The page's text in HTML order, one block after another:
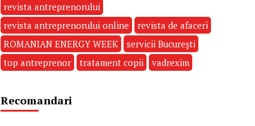
revista antreprenorului
revista antreprenorului online
revista de afaceri
ROMANIAN ENERGY WEEK
servicii București
top antreprenor
tratament copii vadrexim
Recomandari